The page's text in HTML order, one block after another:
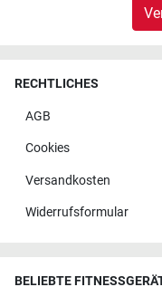
RECHTLICHES
AGB
Cookies
Versandkosten
Widerrufsformular
BELIEBTE